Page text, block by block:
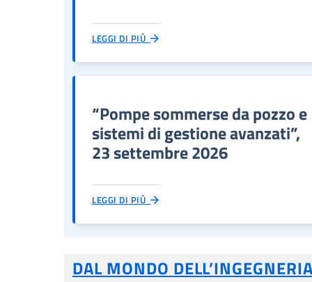
LEGGI DI PIÙ
“Pompe sommerse da pozzo e
sistemi di gestione avanzati”,
23 settembre 2026
LEGGI DI PIÙ
DAL MONDO DELL’INGEGNERIA